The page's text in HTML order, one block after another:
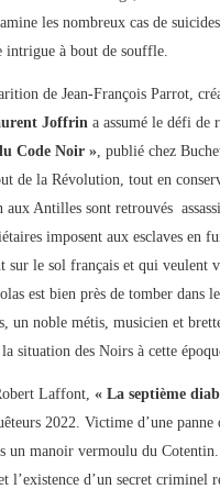
les nombreux cas de
intrigue à bout de souffle.
de Jean-François Parrot,
Joffrina assumé le défi de
Code Noir », publié chez
de la Révolution, tout en
aux Antilles sont retrouvés
imposent aux esclaves en
sur le sol français et qui veulent
est bien près de tomber dans
un noble métis, musicien et
situation des Noirs à cette
Laffont,« La septième
2022. Victime d’une
un manoir vermoulu du
l’existence d’un secret criminel